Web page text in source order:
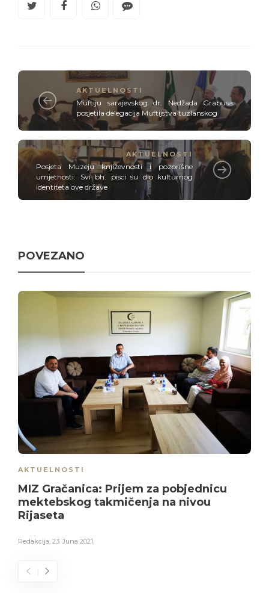
AKTUELNOSTI
Muftiju sarajevskog dr. Nedžada Grabusa
posjetila delegacija Muftijstva tuzlanskog
AKTUELNOSTI
Posjeta Muzeju književnosti i pozorišne
umjetnosti: Svi bh. pisci su dio kulturnog
identiteta ove države
POVEZANO
AKTUELNOSTI
MIZ Gračanica: Prijem za pobjednicu
mektebskog takmičenja na nivou
Rijaseta
Redakcija, 23. Juna 2021.